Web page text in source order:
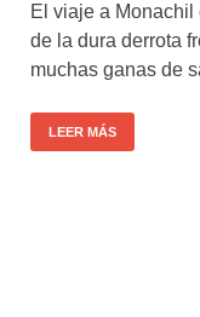
El viaje a
de la dura derrota
muchas ganas de
LEER MÁS